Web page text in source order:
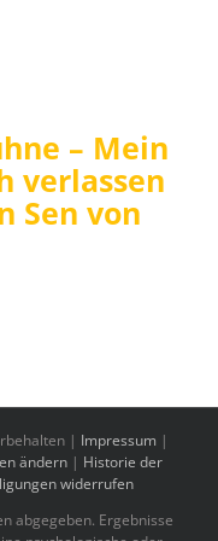
– Mein
verlassen
Sen von
| Impressum |
ändern| Historie der
widerrufen
abgegeben. Ergebnisse